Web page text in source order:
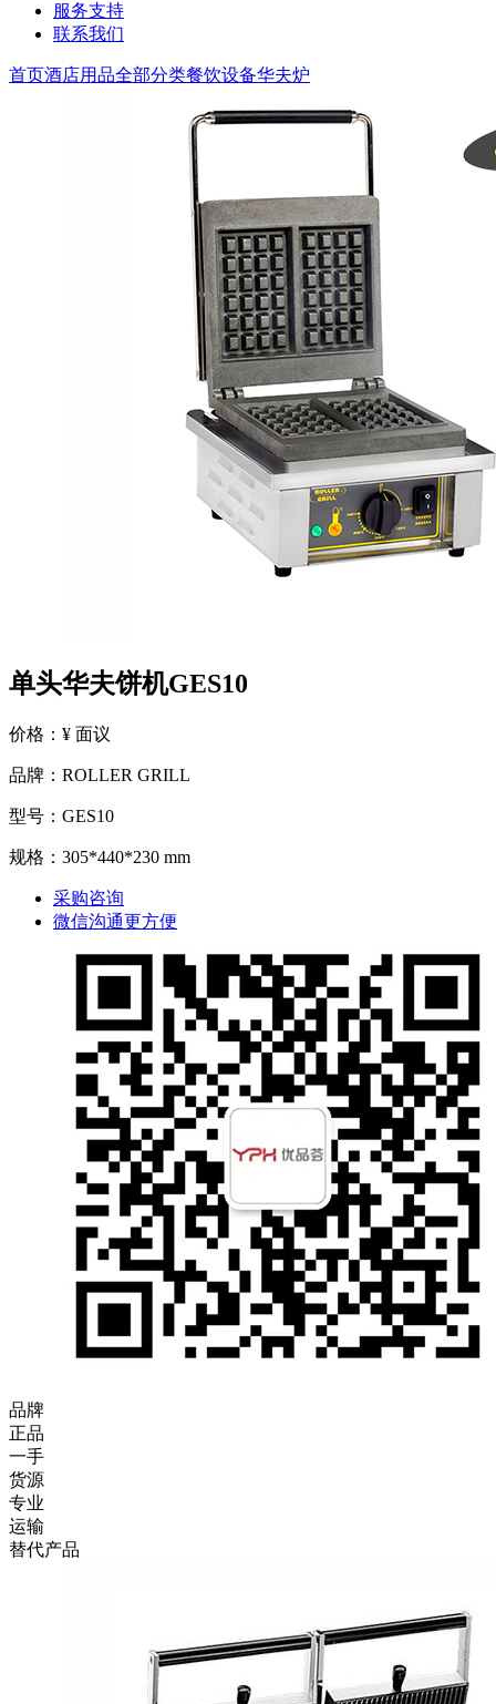
服务支持
联系我们
首页酒店用品全部分类餐饮设备华夫炉
单头华夫饼机GES10
价格：¥ 面议
品牌：ROLLER GRILL
型号：GES10
规格：305*440*230 mm
采购咨询
微信沟通更方便
品牌
正品
一手
货源
专业
运输
替代产品